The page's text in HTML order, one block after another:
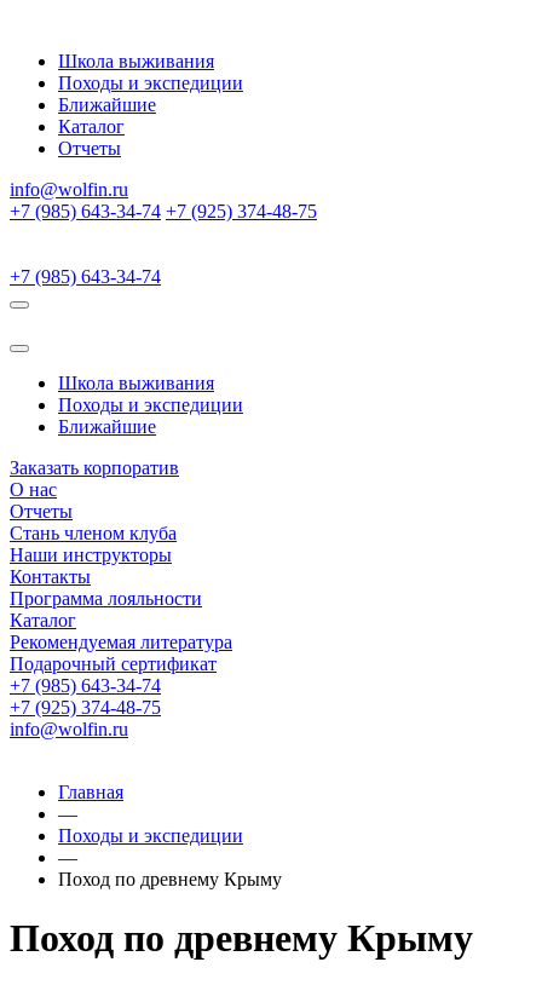
Школа выживания
Походы и экспедиции
Ближайшие
Каталог
Отчеты
info@wolfin.ru
+7 (985) 643-34-74 +7 (925) 374-48-75
+7 (985) 643-34-74
Школа выживания
Походы и экспедиции
Ближайшие
Заказать корпоратив
О нас
Отчеты
Стань членом клуба
Наши инструкторы
Контакты
Программа лояльности
Каталог
Рекомендуемая литература
Подарочный сертификат
+7 (985) 643-34-74
+7 (925) 374-48-75
info@wolfin.ru
Главная
—
Походы и экспедиции
—
Поход по древнему Крыму
Поход по древнему Крыму